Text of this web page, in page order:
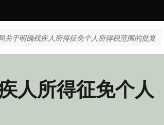
关于明确残疾人所得征免个人所得税范围的批复
人所得征免个人